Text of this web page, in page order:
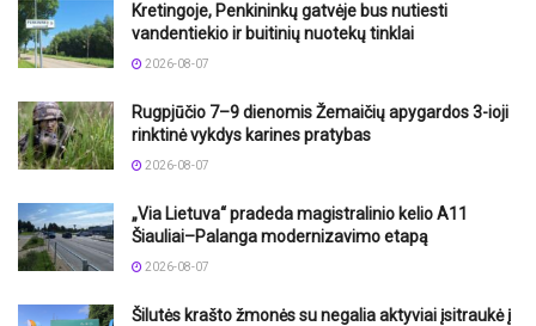
Kretingoje, Penkininkų gatvėje bus nutiesti
vandentiekio ir buitinių nuotekų tinklai
2026-08-07
Rugpjūčio 7–9 dienomis Žemaičių apygardos 3-ioji
rinktinė vykdys karines pratybas
2026-08-07
„Via Lietuva“ pradeda magistralinio kelio A11
Šiauliai–Palanga modernizavimo etapą
2026-08-07
Šilutės krašto žmonės su negalia aktyviai įsitraukė į